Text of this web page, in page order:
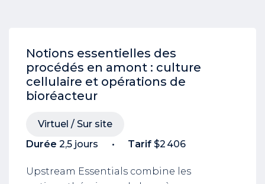
Notions essentielles des
procédés en amont : culture
cellulaire et opérations de
bioréacteur
Virtuel / Sur site
Durée 2,5 jours Tarif $2 406
Upstream Essentials combine les